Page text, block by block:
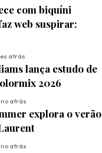
com biquíni
web suspirar:
atrás
lança estudo de
2026
atrás
explora o verão
atrás